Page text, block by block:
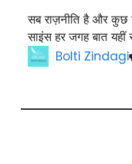
सब राज़नीति है और कुछ
साइंस हर जगह बात यहीं
Bolti Zindagi